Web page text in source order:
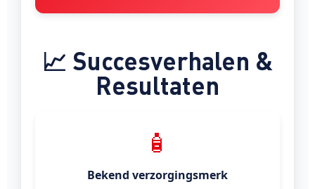
📈 Succesverhalen &
Resultaten
🧴
Bekend verzorgingsmerk